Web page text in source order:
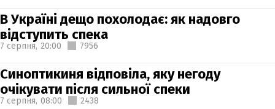
В Україні дещо похолодає: як надовго
відступить спека
7 серпня, 20:00 7956
Синоптикиня відповіла, яку негоду
очікувати після сильної спеки
7 серпня, 08:00 2438